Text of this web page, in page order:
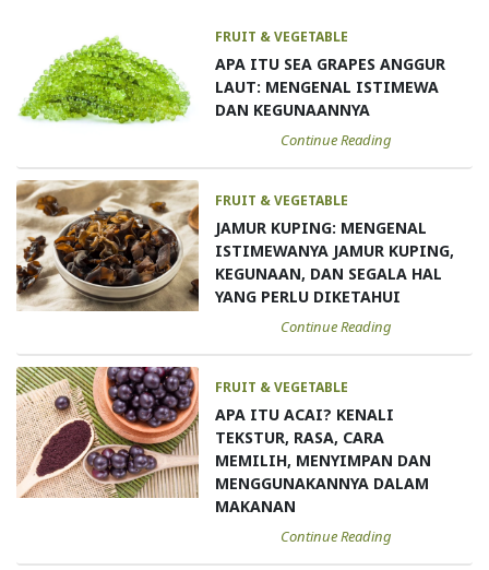
FRUIT & VEGETABLE
APA ITU SEA GRAPES ANGGUR
LAUT: MENGENAL ISTIMEWA
DAN KEGUNAANNYA
Continue Reading
FRUIT & VEGETABLE
JAMUR KUPING: MENGENAL
ISTIMEWANYA JAMUR KUPING,
KEGUNAAN, DAN SEGALA HAL
YANG PERLU DIKETAHUI
Continue Reading
FRUIT & VEGETABLE
APA ITU ACAI? KENALI
TEKSTUR, RASA, CARA
MEMILIH, MENYIMPAN DAN
MENGGUNAKANNYA DALAM
MAKANAN
Continue Reading